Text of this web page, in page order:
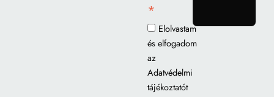
*
Elolvastam
és elfogadom
az
Adatvédelmi
tájékoztatót